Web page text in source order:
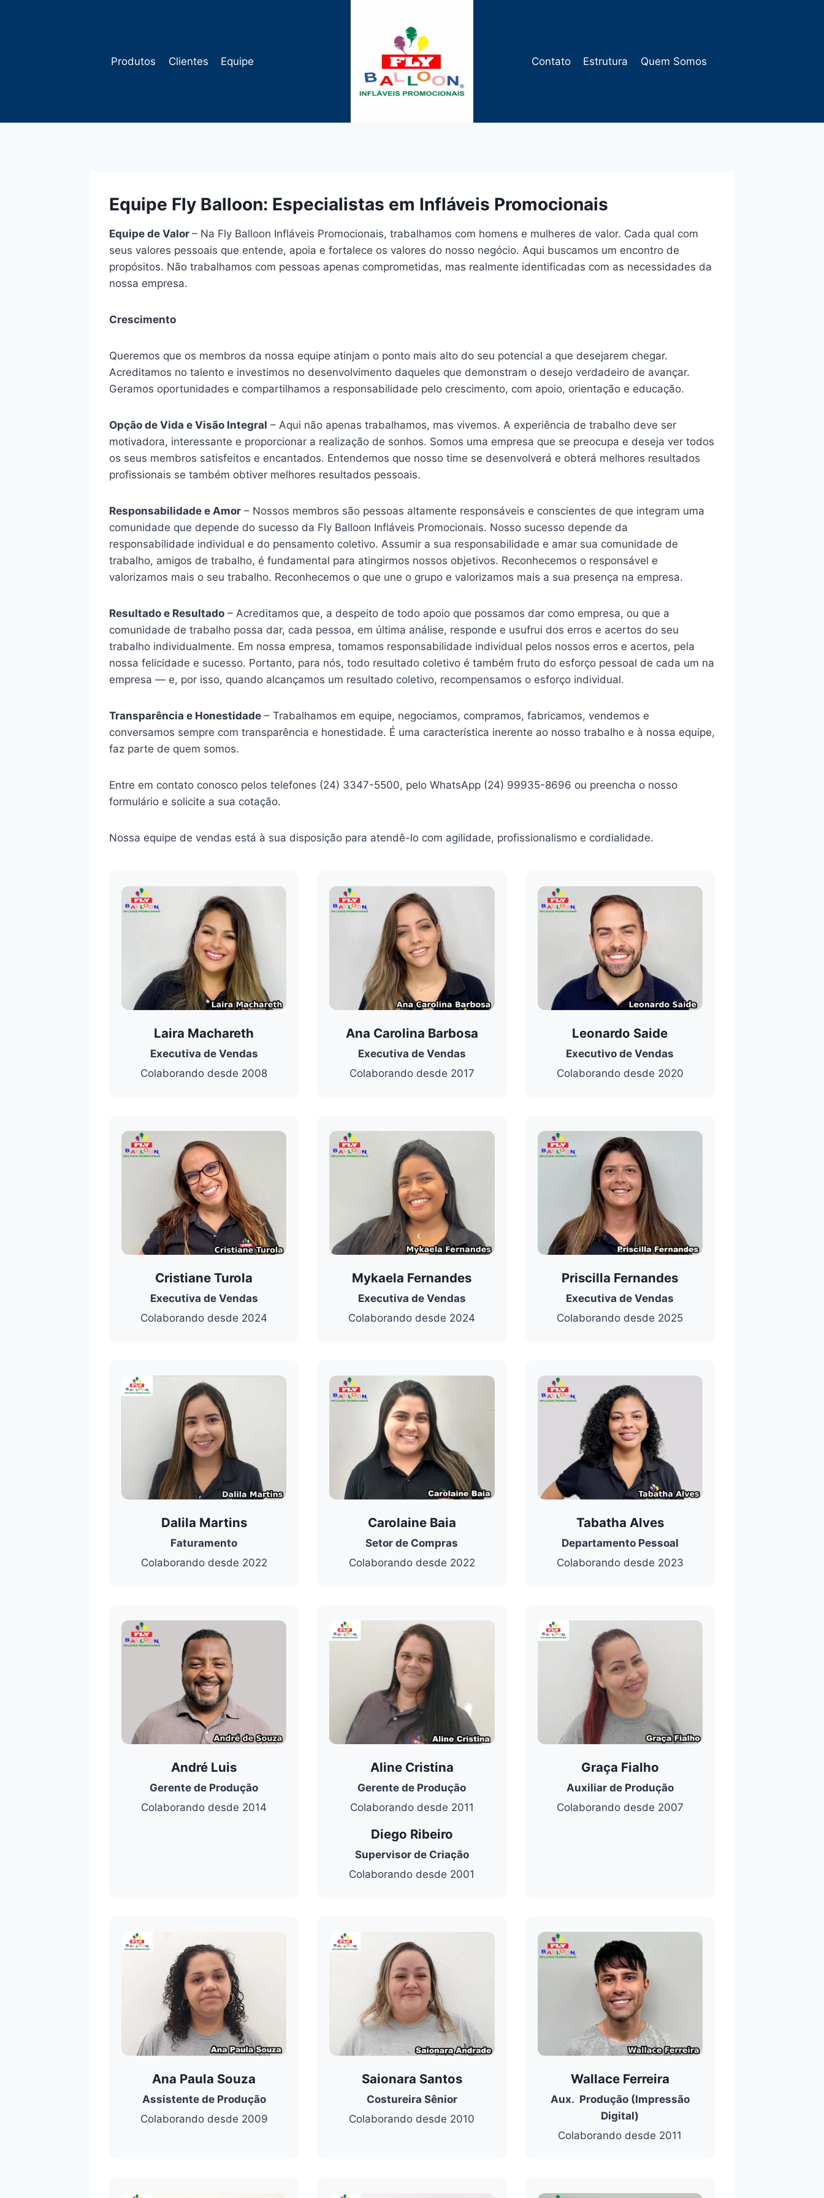
Produtos Clientes Equipe Contato Estrutura Quem Somos
Equipe Fly Balloon: Especialistas em Infláveis Promocionais
Equipe de Valor – Na Fly Balloon Infláveis Promocionais, trabalhamos com homens e mulheres de valor. Cada qual com
seus valores pessoais que entende, apoia e fortalece os valores do nosso negócio. Aqui buscamos um encontro de
propósitos. Não trabalhamos com pessoas apenas comprometidas, mas realmente identificadas com as necessidades da
nossa empresa.
Crescimento
Queremos que os membros da nossa equipe atinjam o ponto mais alto do seu potencial a que desejarem chegar.
Acreditamos no talento e investimos no desenvolvimento daqueles que demonstram o desejo verdadeiro de avançar.
Geramos oportunidades e compartilhamos a responsabilidade pelo crescimento, com apoio, orientação e educação.
Opção de Vida e Visão Integral – Aqui não apenas trabalhamos, mas vivemos. A experiência de trabalho deve ser
motivadora, interessante e proporcionar a realização de sonhos. Somos uma empresa que se preocupa e deseja ver todos
os seus membros satisfeitos e encantados. Entendemos que nosso time se desenvolverá e obterá melhores resultados
profissionais se também obtiver melhores resultados pessoais.
Responsabilidade e Amor – Nossos membros são pessoas altamente responsáveis e conscientes de que integram uma
comunidade que depende do sucesso da Fly Balloon Infláveis Promocionais. Nosso sucesso depende da
responsabilidade individual e do pensamento coletivo. Assumir a sua responsabilidade e amar sua comunidade de
trabalho, amigos de trabalho, é fundamental para atingirmos nossos objetivos. Reconhecemos o responsável e
valorizamos mais o seu trabalho. Reconhecemos o que une o grupo e valorizamos mais a sua presença na empresa.
Resultado e Resultado – Acreditamos que, a despeito de todo apoio que possamos dar como empresa, ou que a
comunidade de trabalho possa dar, cada pessoa, em última análise, responde e usufrui dos erros e acertos do seu
trabalho individualmente. Em nossa empresa, tomamos responsabilidade individual pelos nossos erros e acertos, pela
nossa felicidade e sucesso. Portanto, para nós, todo resultado coletivo é também fruto do esforço pessoal de cada um na
empresa — e, por isso, quando alcançamos um resultado coletivo, recompensamos o esforço individual.
Transparência e Honestidade – Trabalhamos em equipe, negociamos, compramos, fabricamos, vendemos e
conversamos sempre com transparência e honestidade. É uma característica inerente ao nosso trabalho e à nossa equipe,
faz parte de quem somos.
Entre em contato conosco pelos telefones (24) 3347-5500, pelo WhatsApp (24) 99935-8696 ou preencha o nosso
formulário e solicite a sua cotação.
Nossa equipe de vendas está à sua disposição para atendê-lo com agilidade, profissionalismo e cordialidade.
Laira Machareth
Executiva de Vendas
Colaborando desde 2008
Ana Carolina Barbosa
Executiva de Vendas
Colaborando desde 2017
Leonardo Saide
Executivo de Vendas
Colaborando desde 2020
Cristiane Turola
Executiva de Vendas
Colaborando desde 2024
Mykaela Fernandes
Executiva de Vendas
Colaborando desde 2024
Priscilla Fernandes
Executiva de Vendas
Colaborando desde 2025
Dalila Martins
Faturamento
Colaborando desde 2022
Carolaine Baia
Setor de Compras
Colaborando desde 2022
Tabatha Alves
Departamento Pessoal
Colaborando desde 2023
André Luis
Gerente de Produção
Colaborando desde 2014
Aline Cristina
Gerente de Produção
Colaborando desde 2011
Diego Ribeiro
Supervisor de Criação
Colaborando desde 2001
Graça Fialho
Auxiliar de Produção
Colaborando desde 2007
Ana Paula Souza
Assistente de Produção
Colaborando desde 2009
Saionara Santos
Costureira Sênior
Colaborando desde 2010
Wallace Ferreira
Aux. Produção (Impressão
Digital)
Colaborando desde 2011